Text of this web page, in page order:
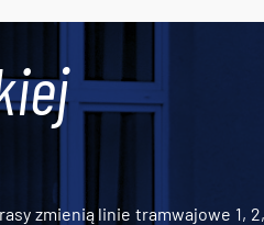
zmienią linie tramwajowe 1, 2,